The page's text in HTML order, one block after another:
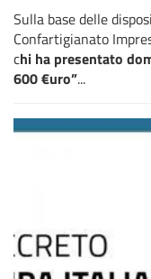
Sulla base delle
Confartigianato
chi ha presentato
600 €uro”...